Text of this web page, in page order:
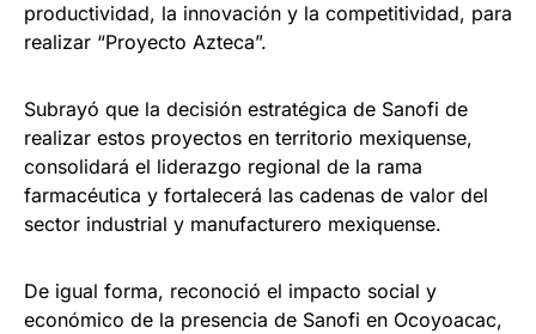
productividad, la innovación y la competitividad, para
realizar “Proyecto Azteca”.
Subrayó que la decisión estratégica de Sanofi de
realizar estos proyectos en territorio mexiquense,
consolidará el liderazgo regional de la rama
farmacéutica y fortalecerá las cadenas de valor del
sector industrial y manufacturero mexiquense.
De igual forma, reconoció el impacto social y
económico de la presencia de Sanofi en Ocoyoacac,